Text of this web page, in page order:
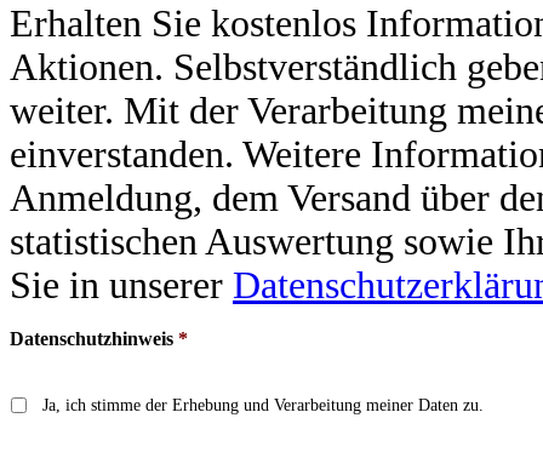
Erhalten Sie kostenlos
Aktionen. Selbstverständlich
weiter. Mit der Verarbeitung
einverstanden. Weitere
Anmeldung, dem Versand über
statistischen Auswertung sowie
Sie in unserer
Datenschutzhinweis *
Ja, ich stimme der Erhebung und Verarbeitung meiner Daten zu.